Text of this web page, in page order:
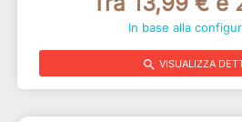
In base alla
search VISUALIZZA